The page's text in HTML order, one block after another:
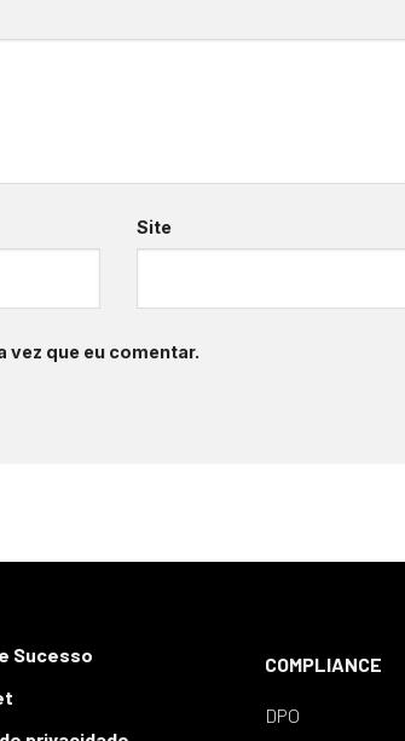
Site
vez que eu comentar.
Sucesso
COMPLIANCE
DPO